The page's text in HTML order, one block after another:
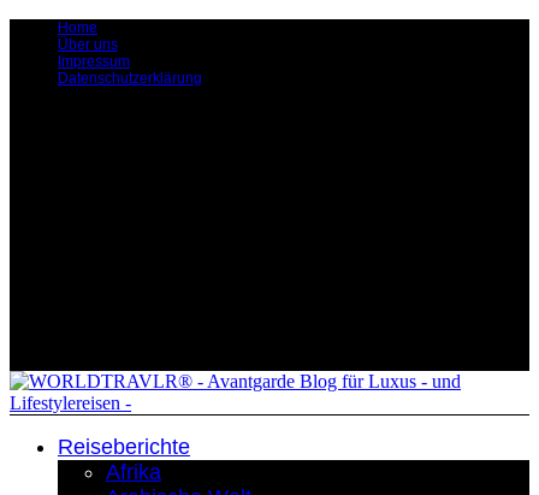
Home
Über uns
Impressum
Datenschutzerklärung
Reiseberichte
Afrika